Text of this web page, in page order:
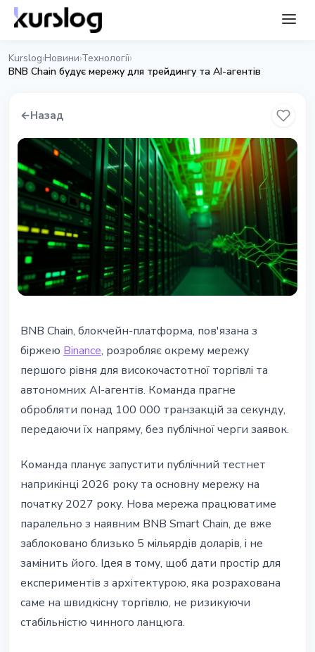
Kurslog›Новини›Технології›
BNB Chain будує мережу для трейдингу та AI-агентів
←Назад
BNB Chain будує нову мережу
для високочастотної торгівлі та
AI-агентів
9 липня 2026 р.5 хв читання
Наталія Дорофєєва
BNB Chain, блокчейн-платформа, пов'язана з
біржею Binance, розробляє окрему мережу
першого рівня для високочастотної торгівлі та
автономних AI-агентів. Команда прагне
обробляти понад 100 000 транзакцій за секунду,
передаючи їх напряму, без публічної черги заявок.
Команда планує запустити публічний тестнет
наприкінці 2026 року та основну мережу на
початку 2027 року. Нова мережа працюватиме
паралельно з наявним BNB Smart Chain, де вже
заблоковано близько 5 мільярдів доларів, і не
замінить його. Ідея в тому, щоб дати простір для
експериментів з архітектурою, яка розрахована
саме на швидкісну торгівлю, не ризикуючи
стабільністю чинного ланцюга.